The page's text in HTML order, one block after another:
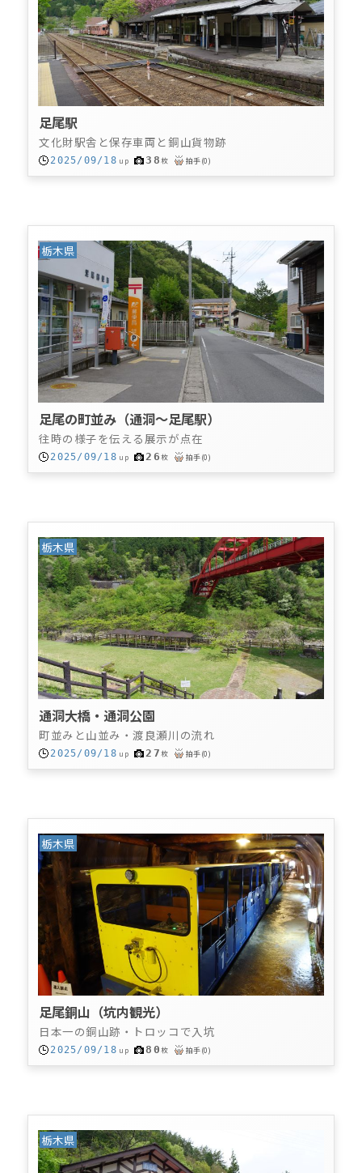
足尾駅
文化財駅舎と保存車両と銅山貨物跡
2025/09/18 up 38枚 拍手(0)
栃木県
足尾の町並み（通洞～足尾駅）
往時の様子を伝える展示が点在
2025/09/18 up 26枚 拍手(0)
栃木県
通洞大橋・通洞公園
町並みと山並み・渡良瀬川の流れ
2025/09/18 up 27枚 拍手(0)
栃木県
足尾銅山（坑内観光）
日本一の銅山跡・トロッコで入坑
2025/09/18 up 80枚 拍手(0)
栃木県